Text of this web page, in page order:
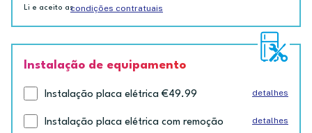
Li e aceito ascondições contratuais
Instalação de equipamento
Instalação placa elétrica €49.99 detalhes
Instalação placa elétrica com remoção
detalhes